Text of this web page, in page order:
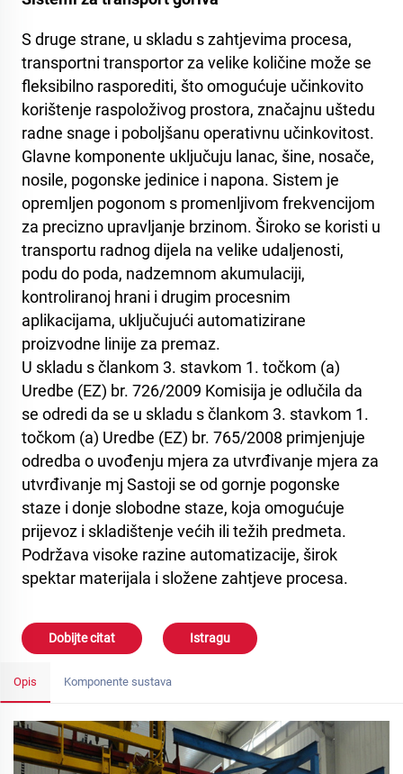
S druge strane, u skladu s zahtjevima procesa,
transportni transportor za velike količine može se
fleksibilno rasporediti, što omogućuje učinkovito
korištenje raspoloživog prostora, značajnu uštedu
radne snage i poboljšanu operativnu učinkovitost.
Glavne komponente uključuju lanac, šine, nosače,
nosile, pogonske jedinice i napona. Sistem je
opremljen pogonom s promenljivom frekvencijom
za precizno upravljanje brzinom. Široko se koristi u
transportu radnog dijela na velike udaljenosti,
podu do poda, nadzemnom akumulaciji,
kontroliranoj hrani i drugim procesnim
aplikacijama, uključujući automatizirane
proizvodne linije za premaz.
U skladu s člankom 3. stavkom 1. točkom (a)
Uredbe (EZ) br. 726/2009 Komisija je odlučila da
se odredi da se u skladu s člankom 3. stavkom 1.
točkom (a) Uredbe (EZ) br. 765/2008 primjenjuje
odredba o uvođenju mjera za utvrđivanje mjera za
utvrđivanje mj Sastoji se od gornje pogonske
staze i donje slobodne staze, koja omogućuje
prijevoz i skladištenje većih ili težih predmeta.
Podržava visoke razine automatizacije, širok
spektar materijala i složene zahtjeve procesa.
Dobijte citat Istragu
Opis Komponente sustava